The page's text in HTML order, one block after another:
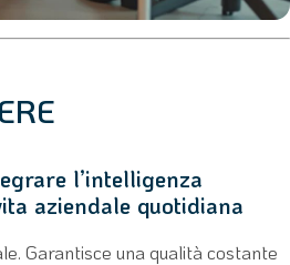
l’intelligenza
aziendale quotidiana
Garantisce una qualità costante